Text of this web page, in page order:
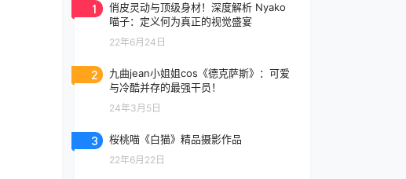
1
俏皮灵动与顶级身材！深度解析 Nyako
喵子：定义何为真正的视觉盛宴
22年6月24日
2
九曲jean小姐姐cos《德克萨斯》：可爱
与冷酷并存的最强干员！
24年3月5日
3 桜桃喵《白猫》精品摄影作品
22年6月22日